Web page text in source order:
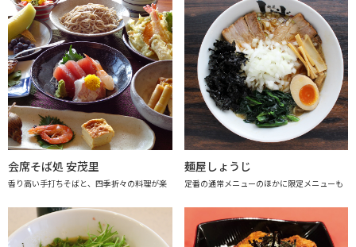
会席そば処 安茂里
香り高い手打ちそばと、四季折々の料理が楽
麺屋しょうじ
定番の通常メニューのほかに限定メニューも